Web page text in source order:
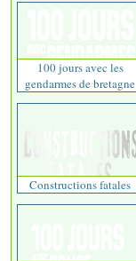
100 jours avec les
gendarmes de bretagne
Constructions fatales